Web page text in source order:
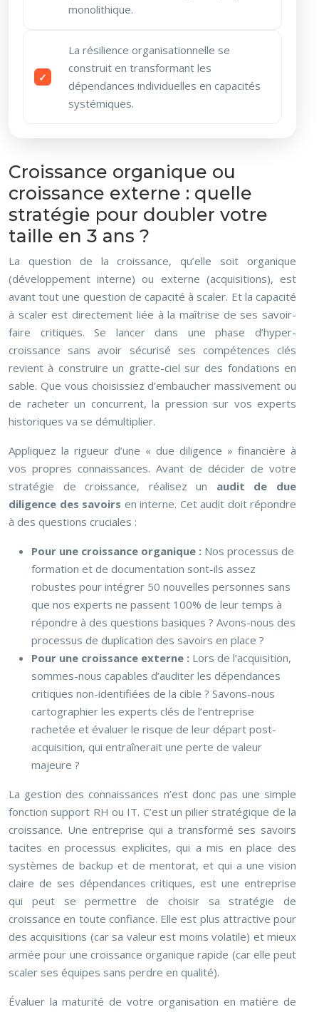
monolithique.
La résilience organisationnelle se
construit en transformant les
dépendances individuelles en capacités
systémiques.
Croissance organique ou
croissance externe : quelle
stratégie pour doubler votre
taille en 3 ans ?
La question de la croissance, qu’elle soit organique
(développement interne) ou externe (acquisitions), est
avant tout une question de capacité à scaler. Et la capacité
à scaler est directement liée à la maîtrise de ses savoir-
faire critiques. Se lancer dans une phase d’hyper-
croissance sans avoir sécurisé ses compétences clés
revient à construire un gratte-ciel sur des fondations en
sable. Que vous choisissiez d’embaucher massivement ou
de racheter un concurrent, la pression sur vos experts
historiques va se démultiplier.
Appliquez la rigueur d’une « due diligence » financière à
vos propres connaissances. Avant de décider de votre
stratégie de croissance, réalisez un audit de due
diligence des savoirs en interne. Cet audit doit répondre
à des questions cruciales :
Pour une croissance organique : Nos processus de
formation et de documentation sont-ils assez
robustes pour intégrer 50 nouvelles personnes sans
que nos experts ne passent 100% de leur temps à
répondre à des questions basiques ? Avons-nous des
processus de duplication des savoirs en place ?
Pour une croissance externe : Lors de l’acquisition,
sommes-nous capables d’auditer les dépendances
critiques non-identifiées de la cible ? Savons-nous
cartographier les experts clés de l’entreprise
rachetée et évaluer le risque de leur départ post-
acquisition, qui entraînerait une perte de valeur
majeure ?
La gestion des connaissances n’est donc pas une simple
fonction support RH ou IT. C’est un pilier stratégique de la
croissance. Une entreprise qui a transformé ses savoirs
tacites en processus explicites, qui a mis en place des
systèmes de backup et de mentorat, et qui a une vision
claire de ses dépendances critiques, est une entreprise
qui peut se permettre de choisir sa stratégie de
croissance en toute confiance. Elle est plus attractive pour
des acquisitions (car sa valeur est moins volatile) et mieux
armée pour une croissance organique rapide (car elle peut
scaler ses équipes sans perdre en qualité).
Évaluer la maturité de votre organisation en matière de